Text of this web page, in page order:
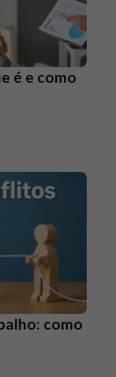
é e como
como